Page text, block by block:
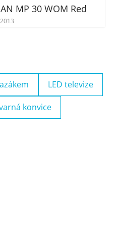
MP 30 WOM Red
LED televize
konvice